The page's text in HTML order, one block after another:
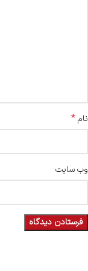
نام*
وب‌ سایت